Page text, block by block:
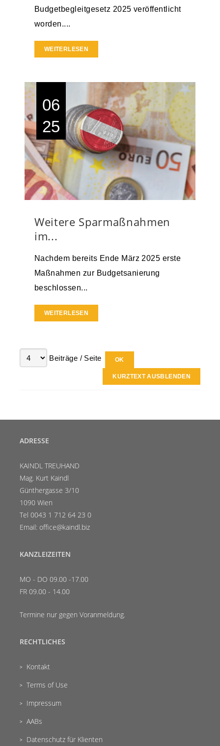
Budgetbegleitgesetz 2025 veröffentlicht
worden....
WEITERLESEN
06
25
Weitere Sparmaßnahmen
im...
Nachdem bereits Ende März 2025 erste
Maßnahmen zur Budgetsanierung
beschlossen...
WEITERLESEN
Beiträge / Seite
KURZTEXT AUSBLENDEN
ADRESSE
KAINDL TREUHAND
Mag. Kurt Kaindl
Günthergasse 3/10
1090 Wien
Tel 0043 1 712 64 23 0
Email: office@kaindl.biz
KANZLEIZEITEN
MO - DO 09.00 -17.00
FR 09.00 - 14.00
Termine nur gegen Voranmeldung.
RECHTLICHES
Kontakt
Terms of Use
Impressum
AABs
Datenschutz für Klienten